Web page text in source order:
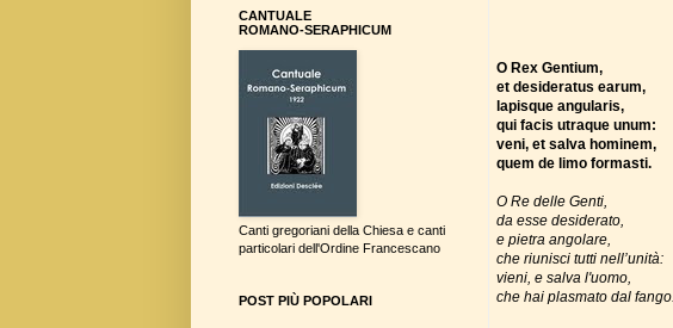
O Rex Gentium,
et desideratus earum,
lapisque angularis,
qui facis utraque unum:
veni, et salva hominem,
quem de limo formasti.
O Re delle Genti,
da esse desiderato,
e pietra angolare,
che riunisci tutti nell’unità:
vieni, e salva l'uomo,
che hai plasmato dal fango.
CANTUALE
ROMANO-SERAPHICUM
Canti gregoriani della Chiesa e canti
particolari dell'Ordine Francescano
POST PIÙ POPOLARI